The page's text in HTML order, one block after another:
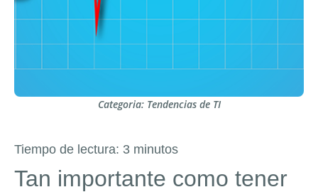
Categoria: Tendencias de TI
Tiempo de lectura: 3 minutos
Tan importante como tener